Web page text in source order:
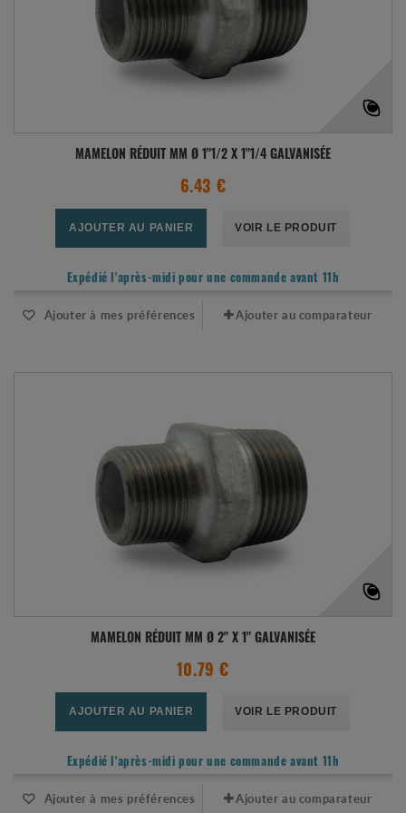
MAMELON RÉDUIT MM Ø 1"1/2 X 1"1/4 GALVANISÉE
6.43 €
AJOUTER AU PANIER VOIR LE PRODUIT
Expédié l'après-midi pour une commande avant 11h
Ajouter à mes préférences Ajouter au comparateur
MAMELON RÉDUIT MM Ø 2" X 1" GALVANISÉE
10.79 €
AJOUTER AU PANIER VOIR LE PRODUIT
Expédié l'après-midi pour une commande avant 11h
Ajouter à mes préférences Ajouter au comparateur